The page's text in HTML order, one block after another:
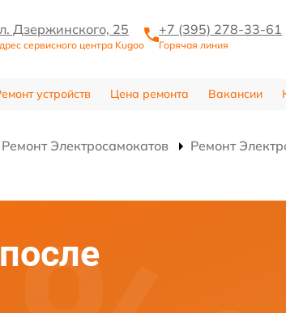
Дзержинского, 25
сервисного центра Kugoo
+7 (395) 278-33-61
Горячая линия
устройств Цена ремонта Вакансии
Ремонт Электросамокатов
Ремонт